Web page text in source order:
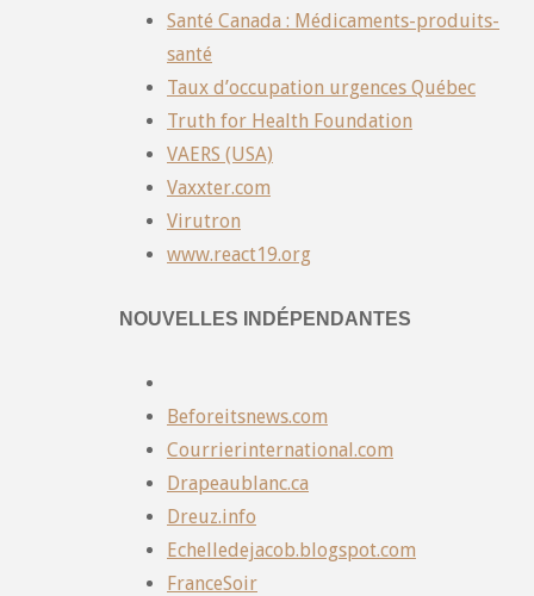
Santé Canada : Médicaments-produits-
santé
Taux d’occupation urgences Québec
Truth for Health Foundation
VAERS (USA)
Vaxxter.com
Virutron
www.react19.org
NOUVELLES INDÉPENDANTES
Beforeitsnews.com
Courrierinternational.com
Drapeaublanc.ca
Dreuz.info
Echelledejacob.blogspot.com
FranceSoir